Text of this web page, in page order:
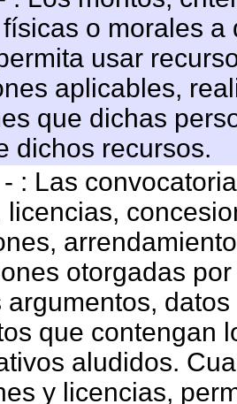
o morales
usar
aplicables,
que dichas
dichos recursos.
: Las
licencias,
otorgadas
argumentos,
que contengan
aludidos.
y licencias,